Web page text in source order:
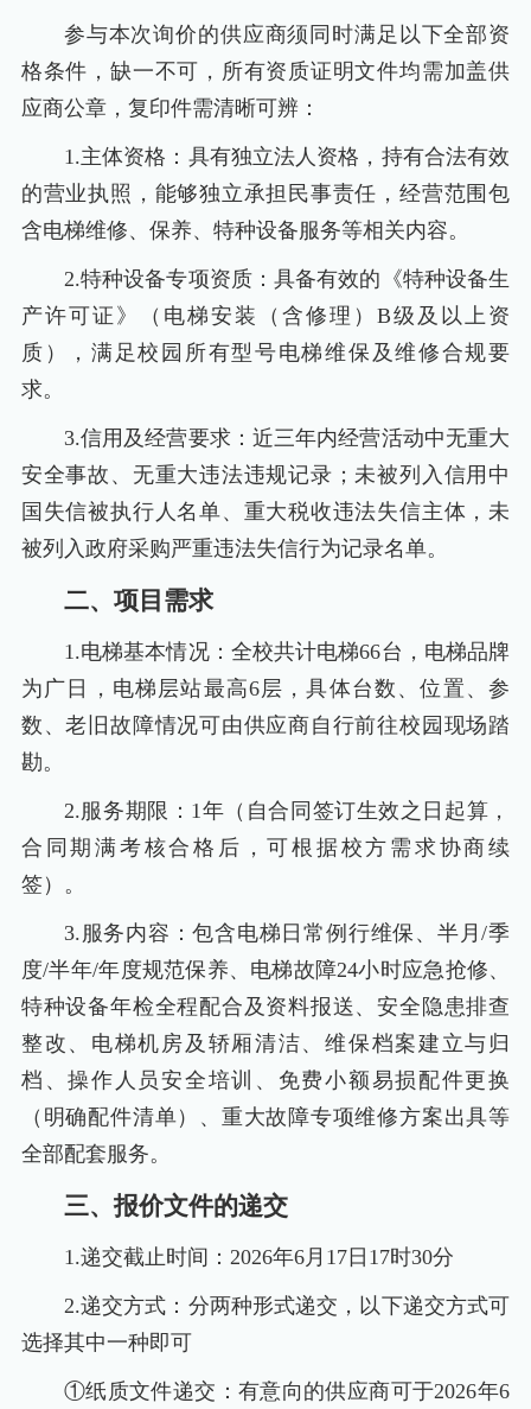
参与本次询价的供应商须同时满足以下全部资
格条件，缺一不可，所有资质证明文件均需加盖供
应商公章，复印件需清晰可辨：
1.主体资格：具有独立法人资格，持有合法有效
的营业执照，能够独立承担民事责任，经营范围包
含电梯维修、保养、特种设备服务等相关内容。
2.特种设备专项资质：具备有效的《特种设备生
产许可证》（电梯安装（含修理）B级及以上资
质），满足校园所有型号电梯维保及维修合规要
求。
3.信用及经营要求：近三年内经营活动中无重大
安全事故、无重大违法违规记录；未被列入信用中
国失信被执行人名单、重大税收违法失信主体，未
被列入政府采购严重违法失信行为记录名单。
二、项目需求
1.电梯基本情况：全校共计电梯66台，电梯品牌
为广日，电梯层站最高6层，具体台数、位置、参
数、老旧故障情况可由供应商自行前往校园现场踏
勘。
2.服务期限：1年（自合同签订生效之日起算，
合同期满考核合格后，可根据校方需求协商续
签）。
3.服务内容：包含电梯日常例行维保、半月/季
度/半年/年度规范保养、电梯故障24小时应急抢修、
特种设备年检全程配合及资料报送、安全隐患排查
整改、电梯机房及轿厢清洁、维保档案建立与归
档、操作人员安全培训、免费小额易损配件更换
（明确配件清单）、重大故障专项维修方案出具等
全部配套服务。
三、报价文件的递交
1.递交截止时间：2026年6月17日17时30分
2.递交方式：分两种形式递交，以下递交方式可
选择其中一种即可
①纸质文件递交：有意向的供应商可于2026年6